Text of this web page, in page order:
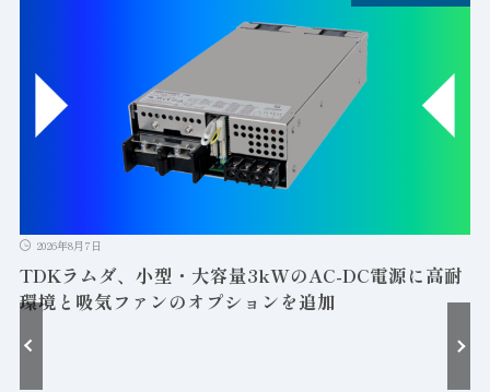
2026年8月7日
TDKラムダ、小型・大容量3kWのAC-DC電源に高耐
環境と吸気ファンのオプションを追加